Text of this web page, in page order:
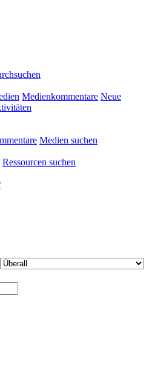
Medienkommentare Neue
Medien suchen
Ressourcen suchen